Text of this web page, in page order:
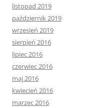
listopad 2019
październik 2019
wrzesień 2019
sierpień 2016
lipiec 2016
czerwiec 2016
maj 2016
kwiecień 2016
marzec 2016